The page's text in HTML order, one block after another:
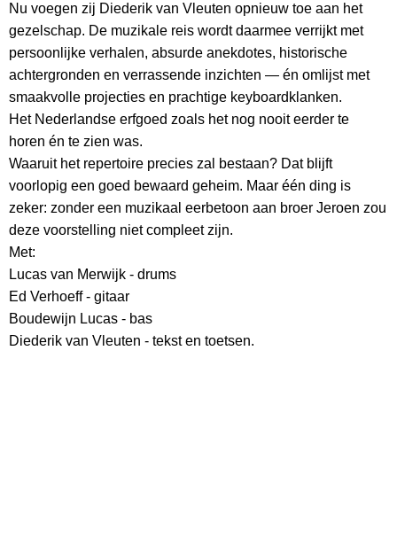
Nu voegen zij Diederik van Vleuten opnieuw toe aan het
gezelschap. De muzikale reis wordt daarmee verrijkt met
persoonlijke verhalen, absurde anekdotes, historische
achtergronden en verrassende inzichten — én omlijst met
smaakvolle projecties en prachtige keyboardklanken.
Het Nederlandse erfgoed zoals het nog nooit eerder te
horen én te zien was.
Waaruit het repertoire precies zal bestaan? Dat blijft
voorlopig een goed bewaard geheim. Maar één ding is
zeker: zonder een muzikaal eerbetoon aan broer Jeroen zou
deze voorstelling niet compleet zijn.
Met:
Lucas van Merwijk - drums
Ed Verhoeff - gitaar
Boudewijn Lucas - bas
Diederik van Vleuten - tekst en toetsen.